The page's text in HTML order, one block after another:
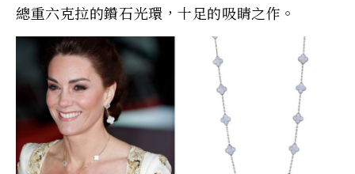
總重六克拉的鑽石光環，十足的吸睛之作。